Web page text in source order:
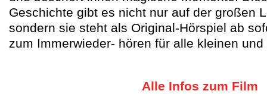
Geschichte gibt es nicht nur auf der großen
sondern sie steht als Original-Hörspiel ab
zum Immerwieder- hören für alle kleinen
Alle Infos zum Film